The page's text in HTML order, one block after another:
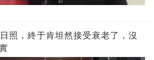
照，終于肯坦然接受衰老了，沒